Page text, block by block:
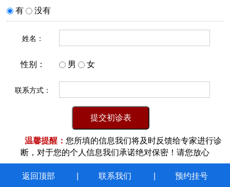
有
没有
姓名：
性别： 男 女
联系方式：
温馨提醒： 您所填的信息我们将及时反馈给专家进行诊
断，对于您的个人信息我们承诺绝对保密！请您放心
返回顶部 联系我们 预约挂号